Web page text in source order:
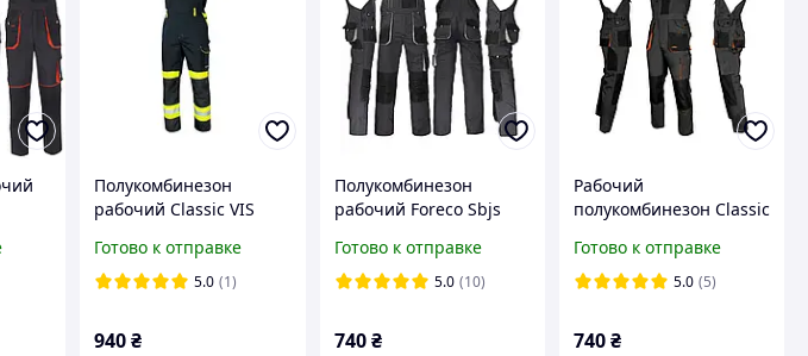
Полукомбинезон
рабочий Classic VIS
рабочий всесезонный ,
комбинезон мужской ,
Готово к отправке
5.0 (1)
940₴
Полукомбинезон
рабочий Foreco Sbjs
мужской роба спецовка
Reis спецодежда
Готово к отправке
5.0 (10)
740 ₴
Рабочий
полукомбинезон Classic
спецодежда мужская ,
комбинезон робочий,
Готово к отправке
5.0 (5)
740₴